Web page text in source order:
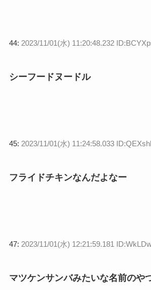
44: 2023/11/01(水) 11:20:48.232
シーフードヌードル
45: 2023/11/01(水) 11:24:58.033
フライドチキンなんだよなー
47: 2023/11/01(水) 12:21:59.181
マツケンサンバみたいな名前のや